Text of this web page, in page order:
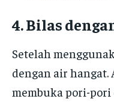
4. Bilas
Setelah
dengan air
membuka pori-pori